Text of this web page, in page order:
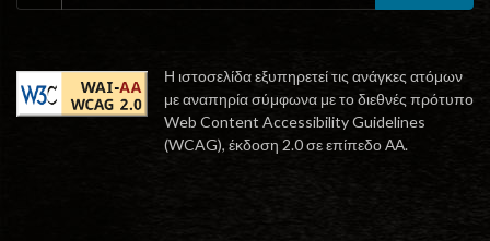
Η ιστοσελίδα εξυπηρετεί τις ανάγκες ατόμων
με αναπηρία σύμφωνα με το διεθνές πρότυπο
Web Content Accessibility Guidelines
(WCAG), έκδοση 2.0 σε επίπεδο ΑΑ.